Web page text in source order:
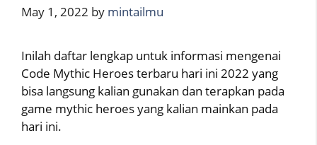
May 1, 2022 by mintailmu
Inilah daftar lengkap untuk informasi mengenai
Code Mythic Heroes terbaru hari ini 2022 yang
bisa langsung kalian gunakan dan terapkan pada
game mythic heroes yang kalian mainkan pada
hari ini.